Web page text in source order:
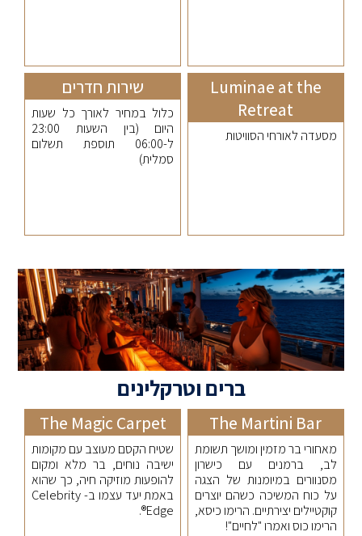
Luminae at the
Retreat
מסעדה לאורחי הסוויטות
שירות חדרים
כלול במחיר לאורך כל שעות
היום (בין השעות 23:00
ל-06:00 תוספת תשלום
סמלית)
ברים וטרקלינים
The Martini Bar
מאחורי בר מזמין ומושך תשומת
לב, ברמנים עם כישרון
מסנוורים במיומנות של הצגה
על כוח המשיכה כשהם יוצרים
קוקטיילים יצירתיים. הרימו כיסא,
הרימו כוס ואמרו "לחיים"!
The Magic Carpet
שטיח הקסם מעוצב עם מקומות
ישיבה נוחים, בר מלא ומקום
להופעות מוזיקה חיה, כך שהוא
באמת יעד עצמו ב- Celebrity
Edge®.